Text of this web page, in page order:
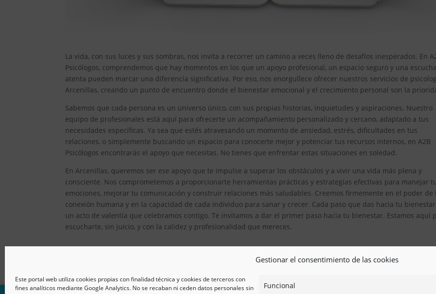
Gestionar el consentimiento de las cookies
Este portal web utiliza cookies propias con finalidad técnica y cookies de terceros con
fines analíticos mediante Google Analytics. No se recaban ni ceden datos personales sin
Funcional
La vida, con sus luces y sus sombras, nos invita a recorrer un camino a veces lleno de desafíos inesperados. En
Psicólogos, comprendemos que hay momentos en los que un apoyo profesional, un espacio seguro y una
atenta pueden marcar una diferencia significativa. Por eso, nos enorgullece ofrecer nuestros servicios de
Arcenillas, creando un punto de encuentro donde el bienestar emocional y el crecimiento personal son la
Sabemos que cada persona es un universo único, con sus propias historias, inquietudes y aspiraciones. Nuestro
equipo de profesionales está aquí para ofrecerte un acompañamiento personalizado y cercano, adaptado a tus
necesidades específicas. Ya sea que estés atravesando un momento de ansiedad, estrés, dificultades en tus
relaciones, o simplemente buscando un espacio para conocerte mejor y potenciar tus recursos internos, en A2B
Psicólogos encontrarás el apoyo que necesitas. No tienes que enfrentar estas situaciones en soledad.
En Arcenillas, queremos ser ese apoyo que te impulse a superar los obstáculos y a vivir una vida más plena y
consciente. Nos comprometemos a proporcionarte herramientas prácticas y estrategias efectivas para manejar
emociones, mejorar tu comunicación y construir relaciones más saludables. Creemos firmemente en el poder de
conexión humana y en la capacidad de cada individuo para sanar y crecer. Cada paso que das hacia tu
un acto de valentía que celebramos contigo. Te invitamos a dar el primer paso hacia tu bienestar. Estamos aquí
escucharte, sin juicio, y con la calidez y profesionalidad que mereces.